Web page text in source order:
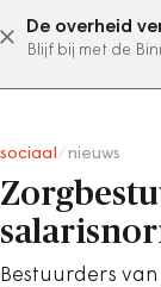
De overheid
Blijf bij met de
sociaal nieuws
Bestuurders